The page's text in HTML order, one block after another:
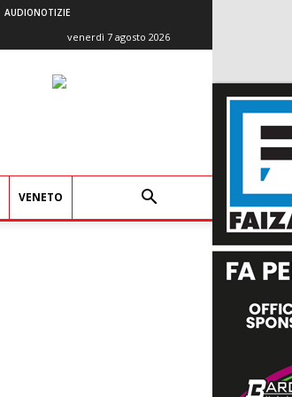
AUDIONOTIZIE
venerdì 7 agosto 2026
VENETO